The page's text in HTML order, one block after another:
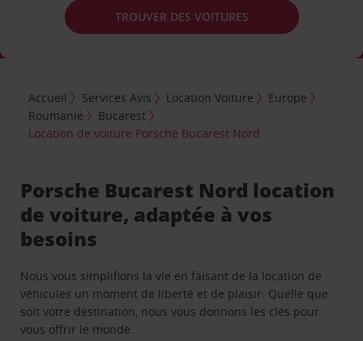
TROUVER DES VOITURES
Accueil Services Avis Location Voiture
Europe
Roumanie
Bucarest
Location de voiture Porsche Bucarest Nord
Porsche Bucarest Nord location
de voiture, adaptée à vos
besoins
Nous vous simplifions la vie en faisant de la location de
véhicules un moment de liberté et de plaisir. Quelle que
soit votre destination, nous vous donnons les clés pour
vous offrir le monde.